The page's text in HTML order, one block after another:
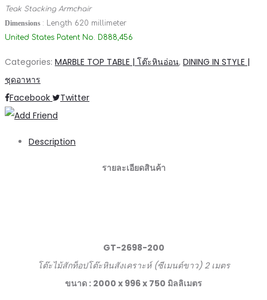
Teak Stacking Armchair
Dimensions : Length 620 millimeter
United States Patent No. D888,456
Categories: MARBLE TOP TABLE | โต๊ะหินอ่อน, DINING IN STYLE |
ชุดอาหาร
Share
Facebook Twitter
Description
รายละเอียดสินค้า
GT-2698-200
โต๊ะไม้สักท็อปโต๊ะหินสังเคราะห์ (ซีเมนต์ขาว) 2 เมตร
ขนาด : 2000 x 996 x 750 มิลลิเมตร